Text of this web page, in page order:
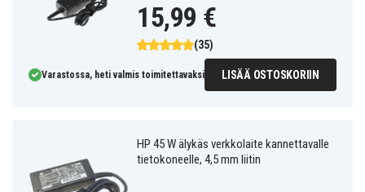
(35)
15,99 €
Varastossa, heti valmis toimitettavaksi LISÄÄ OSTOSKORIIN
HP 45 W älykäs verkkolaite kannettavalle
tietokoneelle, 4,5 mm liitin